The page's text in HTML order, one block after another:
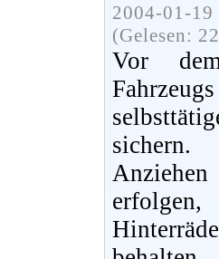
2004-01-
(Gelesen:
Vor